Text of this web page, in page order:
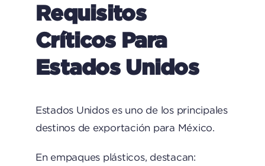
Requisitos
Críticos Para
Estados Unidos
Estados Unidos es uno de los principales
destinos de exportación para México.
En empaques plásticos, destacan: